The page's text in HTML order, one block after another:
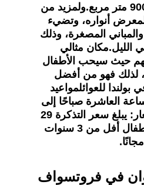
وتبلغ مساحته نحو 900 متر مربع.ولمزيد من
أنواره، وتضيء
المصغرة، وذلك
الليل.مكان مثالي
حيث سيحب الأطفال
لذلك فهو من أفضل
للعوائلمواعيد
العاشرة صباحًا إلى
زلوتي بولندي، والأطفال أفل من 3 سنوات
مجانًا.